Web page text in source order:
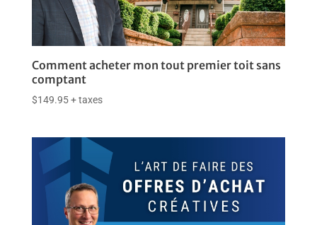
Comment acheter mon tout premier toit sans
comptant
$149.95 + taxes